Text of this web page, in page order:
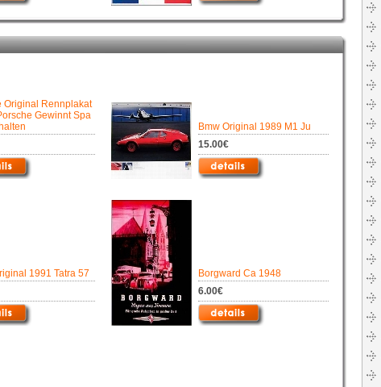
Original Rennplakat
Gewinnt Spa
Bmw Original 1989 M1 Ju
15.00€
1991 Tatra 57
Borgward Ca 1948
6.00€